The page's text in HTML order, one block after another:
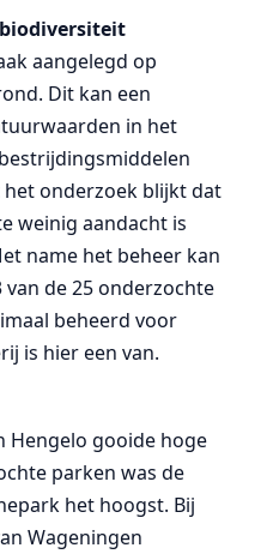
aangelegd op
Dit kan een
in het
onderzoek blijkt dat
weinig aandacht is
name het beheer kan
de 25 onderzochte
beheerd voor
is hier een van.
Hengelo gooide hoge
parken was de
het hoogst. Bij
Wageningen